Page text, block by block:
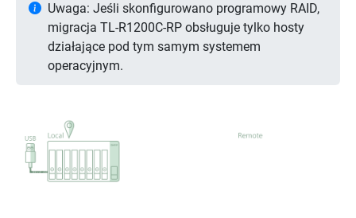
Uwaga: Jeśli skonfigurowano programowy RAID,
migracja TL-R1200C-RP obsługuje tylko hosty
działające pod tym samym systemem
operacyjnym.